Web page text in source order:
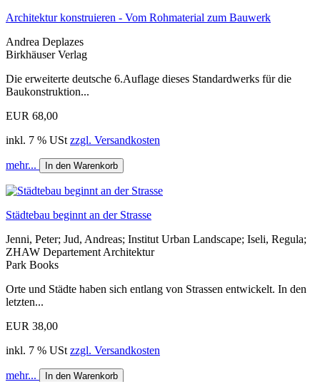
Architektur konstruieren - Vom Rohmaterial zum Bauwerk
Andrea Deplazes
Birkhäuser Verlag
Die erweiterte deutsche 6.Auflage dieses Standardwerks für die
Baukonstruktion...
EUR 68,00
inkl. 7 % USt zzgl. Versandkosten
mehr... In den Warenkorb
Städtebau beginnt an der Strasse
Jenni, Peter; Jud, Andreas; Institut Urban Landscape; Iseli, Regula;
ZHAW Departement Architektur
Park Books
Orte und Städte haben sich entlang von Strassen entwickelt. In den
letzten...
EUR 38,00
inkl. 7 % USt zzgl. Versandkosten
mehr... In den Warenkorb